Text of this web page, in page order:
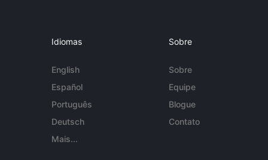
Idiomas
English
Español
Português
Deutsch
Mais...
Sobre
Sobre
Equipe
Blogue
Contato